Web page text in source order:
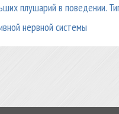
плушарий в поведении.
нервной системы